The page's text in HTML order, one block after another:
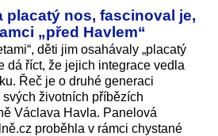
placatý nos, fascinoval je,
„před Havlem“
děti jim osahávaly „placatý
dá říct, že jejich integrace vedla
Řeč je o druhé generaci
životních příbězích
Václava Havla. Panelová
proběhla v rámci chystané